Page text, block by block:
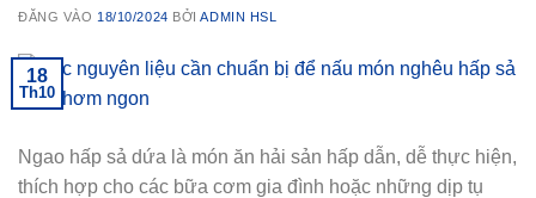
ĐĂNG VÀO 18/10/2024 BỞIADMIN HSL
18
Th10
Ngao hấp sả dứa là món ăn hải sản hấp dẫn, dễ thực hiện,
thích hợp cho các bữa cơm gia đình hoặc những dịp tụ